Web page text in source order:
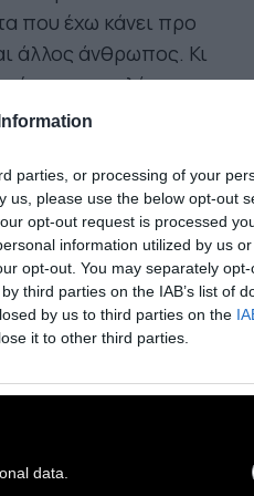
parties, or processing of your
us, please use the below opt-out
opt-out request is processed
information utilized by us
opt-out. You may separately
third parties on the IAB’s list of
by us to third parties on the
it to other third parties.
data.
που έχω κάνει προ
άλλος άνθρωπος. Κι
πιο πολύ.
κουβέντα, είναι
διαβάσματος και η
να ξαναβρείς
καινούργιους. Είναι
τους, για το κέφι
τα σοβαρά ή τα
να σκέφτεσαι
μικρό αλλά